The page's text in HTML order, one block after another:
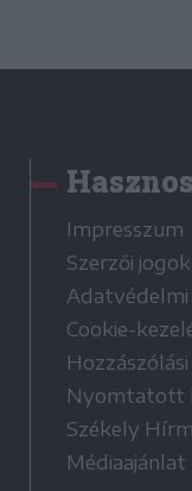
Hasznos
Impresszum
Szerzői jogok
Cookie-
Nyomtatott
Székely
Médiaajánlat